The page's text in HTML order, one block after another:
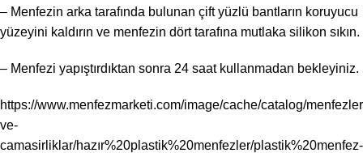
– Menfezin arka tarafında bulunan çift yüzlü bantların koruyucu
yüzeyini kaldırın ve menfezin dört tarafına mutlaka silikon sıkın.
– Menfezi yapıştırdıktan sonra 24 saat kullanmadan bekleyiniz.
https://www.menfezmarketi.com/image/cache/catalog/
ve-
camasirliklar/hazır%20plastik%20menfezler/plastik%20menfez-